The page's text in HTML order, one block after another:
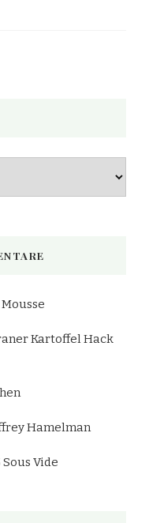
Kartoffel Hack
Hamelman
Vide